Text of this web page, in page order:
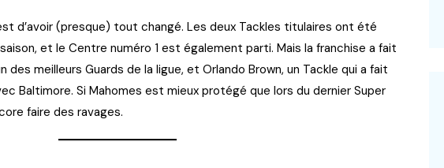
d’avoir (presque) tout changé. Les deux Tackles titulaires ont été
et le Centre numéro 1 est également parti. Mais la franchise a fait
des meilleurs Guards de la ligue, et Orlando Brown, un Tackle qui a fait
Baltimore. Si Mahomes est mieux protégé que lors du dernier Super
faire des ravages.